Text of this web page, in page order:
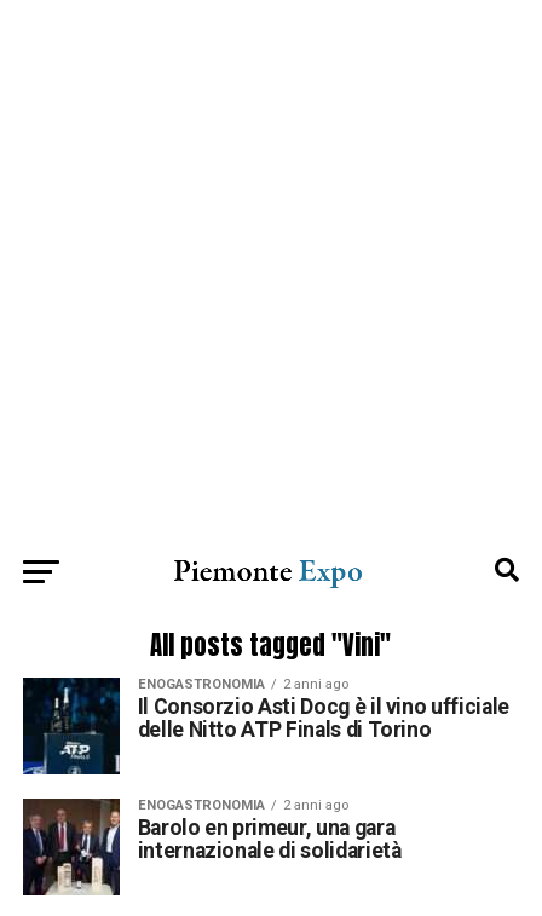
All posts tagged "Vini"
ENOGASTRONOMIA 2 anni ago
Il Consorzio Asti Docg è il vino ufficiale
delle Nitto ATP Finals di Torino
ENOGASTRONOMIA 2 anni ago
Barolo en primeur, una gara
internazionale di solidarietà